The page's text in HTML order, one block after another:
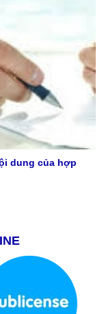
dung của hợp